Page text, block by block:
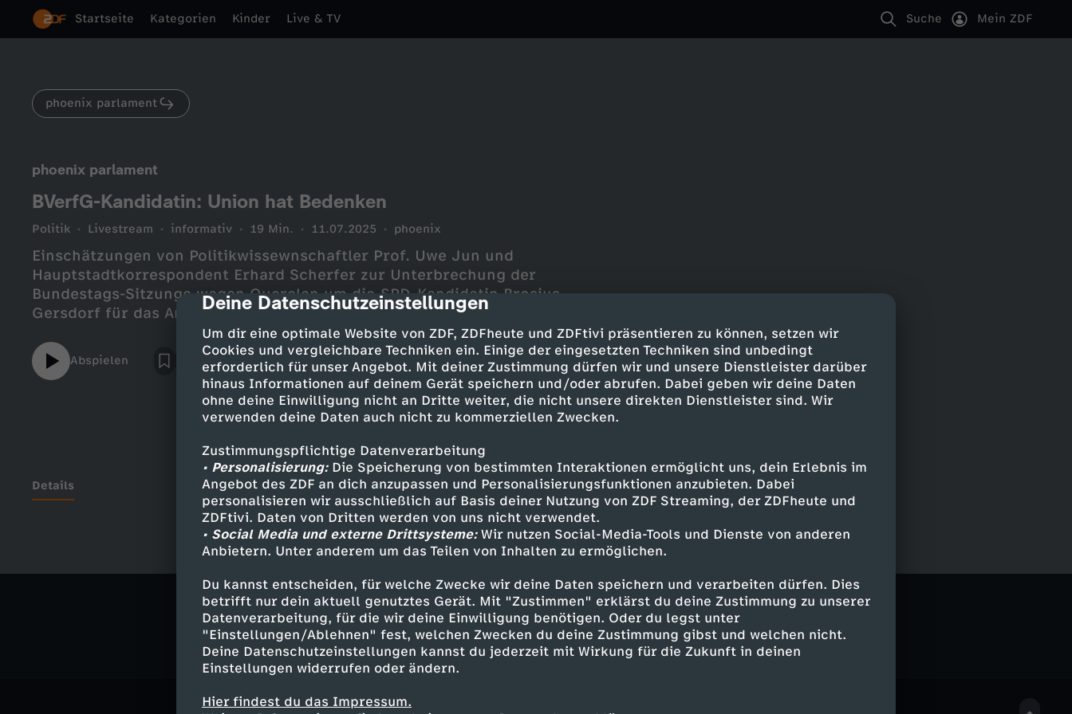
cmp-dialog-description
Deine Datenschutzeinstellungen
Um dir eine optimale Website von ZDF, ZDFheute und ZDFtivi präsentieren zu können, setzen wir
Cookies und vergleichbare Techniken ein. Einige der eingesetzten Techniken sind unbedingt
erforderlich für unser Angebot. Mit deiner Zustimmung dürfen wir und unsere Dienstleister darüber
hinaus Informationen auf deinem Gerät speichern und/oder abrufen. Dabei geben wir deine Daten
ohne deine Einwilligung nicht an Dritte weiter, die nicht unsere direkten Dienstleister sind. Wir
verwenden deine Daten auch nicht zu kommerziellen Zwecken.
Zustimmungspflichtige Datenverarbeitung
• Personalisierung:Die Speicherung von bestimmten Interaktionen ermöglicht uns, dein Erlebnis im
Angebot des ZDF an dich anzupassen und Personalisierungsfunktionen anzubieten. Dabei
personalisieren wir ausschließlich auf Basis deiner Nutzung von ZDF Streaming, der ZDFheute und
ZDFtivi. Daten von Dritten werden von uns nicht verwendet.
• Social Media und externe Drittsysteme:Wir nutzen Social-Media-Tools und Dienste von anderen
Anbietern. Unter anderem um das Teilen von Inhalten zu ermöglichen.
Du kannst entscheiden, für welche Zwecke wir deine Daten speichern und verarbeiten dürfen. Dies
betrifft nur dein aktuell genutztes Gerät. Mit "Zustimmen" erklärst du deine Zustimmung zu unserer
Datenverarbeitung, für die wir deine Einwilligung benötigen. Oder du legst unter
"Einstellungen/Ablehnen" fest, welchen Zwecken du deine Zustimmung gibst und welchen nicht.
Deine Datenschutzeinstellungen kannst du jederzeit mit Wirkung für die Zukunft in deinen
Einstellungen widerrufen oder ändern.
Hier findest du das Impressum.
Startseite Kategorien Kinder Live & TV Suche Mein ZDF
phoenix parlament
phoenix parlament
BVerfG-Kandidatin: Union hat Bedenken
Politik Livestream informativ 19 Min. 11.07.2025 phoenix
Einschätzungen von Politikwissewnschaftler Prof. Uwe Jun und
Hauptstadtkorrespondent Erhard Scherfer zur Unterbrechung der
Bundestags-Sitzunge wegen Querelen um die SPD-Kandidatin Brosius-
Gersdorf für das Amt einer Verfassungsrichterin.
Abspielen
Details
Ähnliche Inhalte entdecken
Politik Livestream informativ phoenix parlament